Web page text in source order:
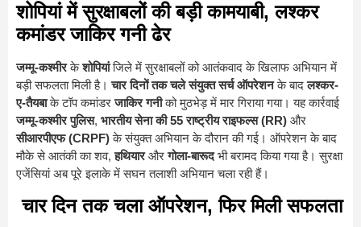
शोपियां में सुरक्षाबलों की बड़ी कामयाबी, लश्कर
कमांडर जाकिर गनी ढेर
जम्मू-कश्मीरकेशोपियांजिले में सुरक्षाबलों को आतंकवाद के खिलाफ अभियान में
बड़ी सफलता मिली है।चार दिनों तक चले संयुक्त सर्च ऑपरेशनके बादलश्कर-
ए-तैयबाके टॉप कमांडरजाकिर गनीको मुठभेड़ में मार गिराया गया। यह कार्रवाई
जम्मू-कश्मीर पुलिस, भारतीय सेना की 55 राष्ट्रीय राइफल्स (RR) और
सीआरपीएफ (CRPF)के संयुक्त अभियान के दौरान की गई। ऑपरेशन के बाद
मौके से आतंकी का शव,हथियारऔरगोला-बारूदभी बरामद किया गया है। सुरक्षा
एजेंसियां अब पूरे इलाके में सघन तलाशी अभियान चला रही हैं।
चार दिन तक चला ऑपरेशन, फिर मिली सफलता